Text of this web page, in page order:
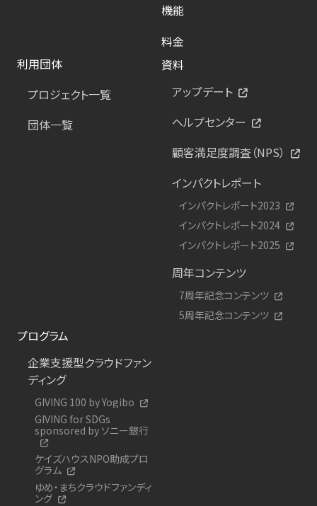
機能
料金
利用団体
プロジェクト一覧
団体一覧
資料
アップデート
ヘルプセンター
顧客満足度調査（NPS）
インパクトレポート
インパクトレポート2023
インパクトレポート2024
インパクトレポート2025
周年コンテンツ
7周年記念コンテンツ
5周年記念コンテンツ
プログラム
企業支援型クラウドファン
ディング
GIVING 100 by Yogibo
GIVING for SDGs
sponsored by ソニー銀行
ケイズハウスNPO助成プロ
グラム
ゆめ・まちクラウドファンディ
ング